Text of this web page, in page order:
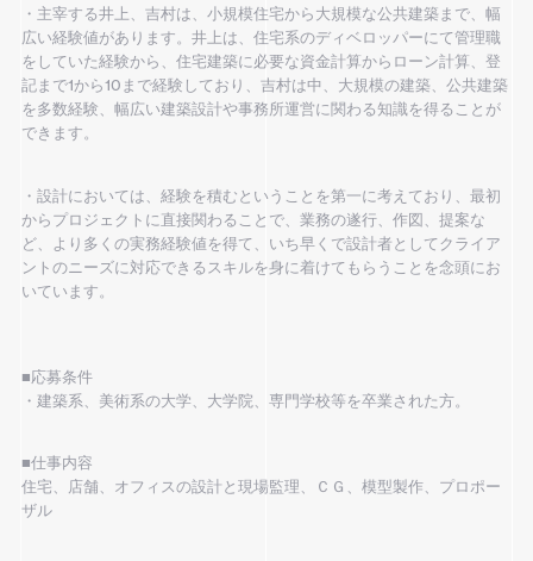
・主宰する井上、吉村は、小規模住宅から大規模な公共建築まで、幅
広い経験値があります。井上は、住宅系のディベロッパーにて管理職
をしていた経験から、住宅建築に必要な資金計算からローン計算、登
記まで1から10まで経験しており、吉村は中、大規模の建築、公共建築
を多数経験、幅広い建築設計や事務所運営に関わる知識を得ることが
できます。
・設計においては、経験を積むということを第一に考えており、最初
からプロジェクトに直接関わることで、業務の遂行、作図、提案な
ど、より多くの実務経験値を得て、いち早くで設計者としてクライア
ントのニーズに対応できるスキルを身に着けてもらうことを念頭にお
いています。
■応募条件
・建築系、美術系の大学、大学院、専門学校等を卒業された方。
■仕事内容
住宅、店舗、オフィスの設計と現場監理、ＣＧ、模型製作、プロポー
ザル